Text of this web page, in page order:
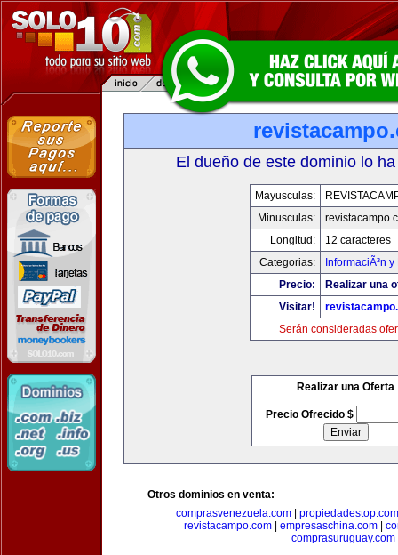
El dueño de este dominio lo
Mayusculas:
Minusculas:
Longitud:
12 caracteres
Categorias:
InformaciÃ³n
Precio:
Realizar una
Visitar!
Serán consideradas
Realizar una Oferta
Precio Ofrecido $
Otros dominios en venta:
comprasvenezuela.com
propiedadestop.com
revistacampo.com
empresaschina.com
comprasuruguay.com